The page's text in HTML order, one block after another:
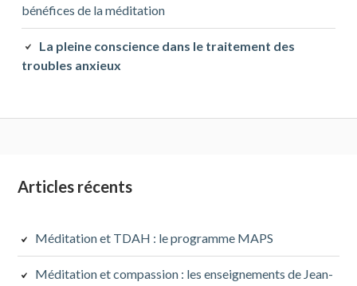
bénéfices de la méditation
La pleine conscience dans le traitement des
troubles anxieux
Colonne
subsidiaire
Articles récents
Méditation et TDAH : le programme MAPS
Méditation et compassion : les enseignements de Jean-